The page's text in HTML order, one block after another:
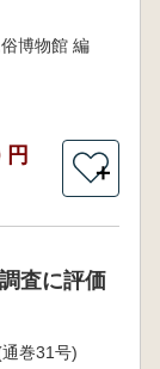
博物館 編
円
＋
査に評価
巻31号)